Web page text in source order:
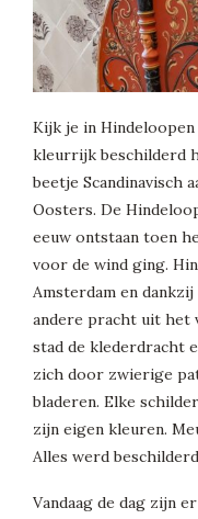
Kijk je in
kleurrijk beschilderd
beetje Scandinavisch
Oosters. De
eeuw ontstaan toen
voor de wind ging.
Amsterdam en
andere pracht uit het
stad de klederdracht
zich door zwierige
bladeren. Elke
zijn eigen kleuren.
Alles werd
Vandaag de dag zijn